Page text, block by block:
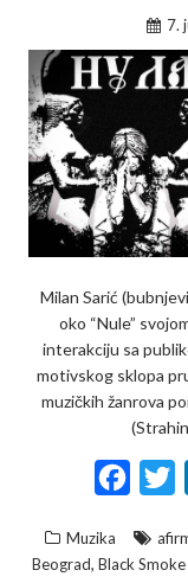
7.
Milan Sarić
oko “Nule”
interakciju sa
motivskog sklopa
muzičkih žanrova
c
i
Muzika
Beograd, Black